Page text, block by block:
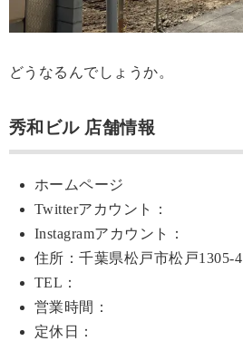
どうなるんでしょうか。
秀和ビル 店舗情報
ホームページ
Twitterアカウント：
Instagramアカウント：
住所：千葉県松戸市松戸1305-4
TEL：
営業時間：
定休日：